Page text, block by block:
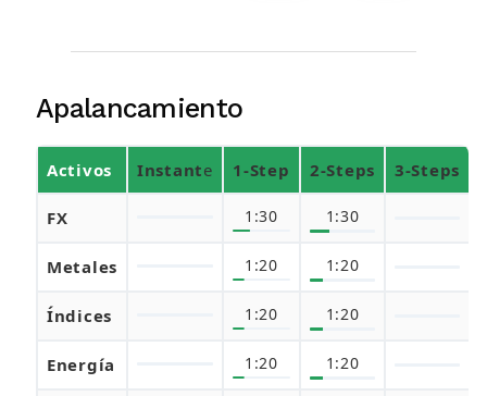
Apalancamiento
Activos Instante 1-Step 2-Steps 3-Steps
FX 1:30 1:30
Metales 1:20 1:20
Índices 1:20 1:20
Energía 1:20 1:20